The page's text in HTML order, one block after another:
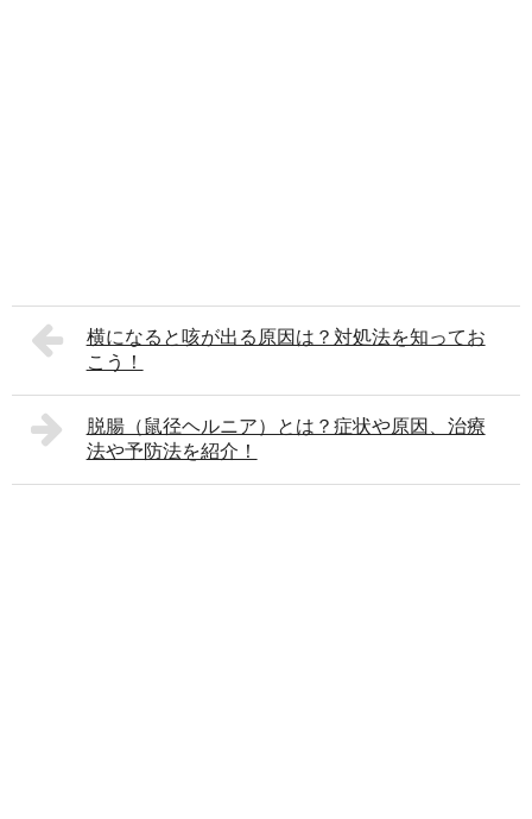
横になると咳が出る原因は？対処法を知ってお
こう！
脱腸（鼠径ヘルニア）とは？症状や原因、治療
法や予防法を紹介！